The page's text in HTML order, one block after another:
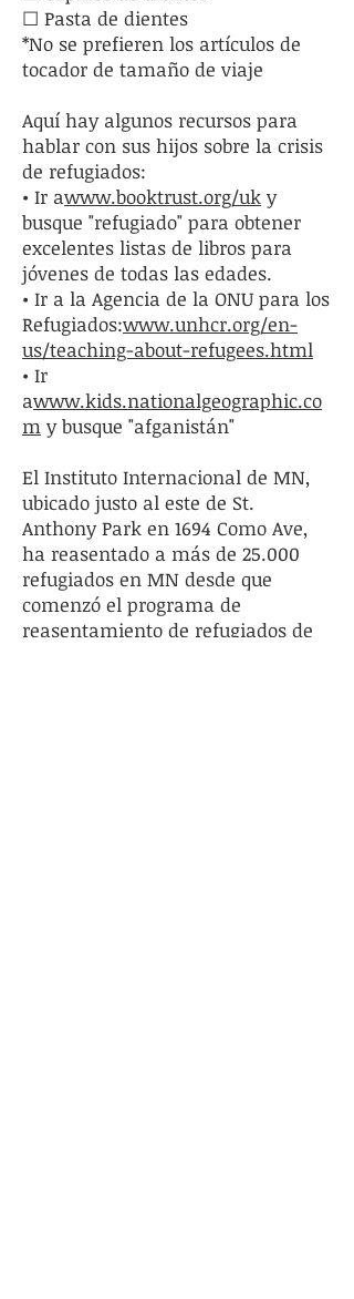
☐ Pasta de dientes
*No se prefieren los artículos de
tocador de tamaño de viaje
Aquí hay algunos recursos para
hablar con sus hijos sobre la crisis
de refugiados:
• Ir awww.booktrust.org/uk y
busque "refugiado" para obtener
excelentes listas de libros para
jóvenes de todas las edades.
• Ir a la Agencia de la ONU para los
Refugiados:www.unhcr.org/en-
us/teaching-about-refugees.html
• Ir
awww.kids.nationalgeographic.co
m y busque "afganistán"
El Instituto Internacional de MN,
ubicado justo al este de St.
Anthony Park en 1694 Como Ave,
ha reasentado a más de 25.000
refugiados en MN desde que
comenzó el programa de
reasentamiento de refugiados de